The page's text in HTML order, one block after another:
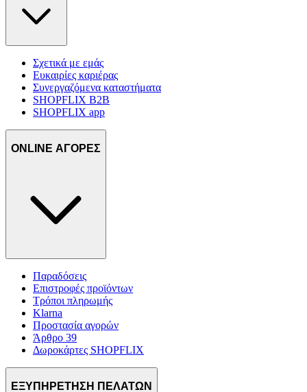
Σχετικά με εμάς
Ευκαιρίες καριέρας
Συνεργαζόμενα καταστήματα
SHOPFLIX B2B
SHOPFLIX app
ONLINE ΑΓΟΡΕΣ
Παραδόσεις
Επιστροφές προϊόντων
Τρόποι πληρωμής
Klarna
Προστασία αγορών
Άρθρο 39
Δωροκάρτες SHOPFLIX
ΕΞΥΠΗΡΕΤΗΣΗ ΠΕΛΑΤΩΝ